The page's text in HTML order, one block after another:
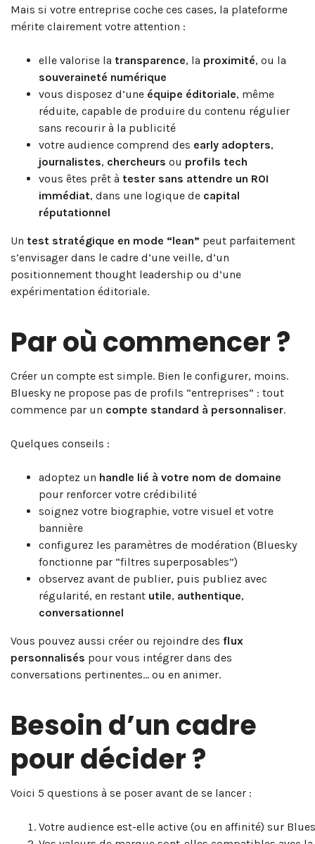
Mais si votre entreprise coche ces cases, la plateforme
mérite clairement votre attention :
elle valorise la transparence, la proximité, ou la
souveraineté numérique
vous disposez d’une équipe éditoriale, même
réduite, capable de produire du contenu régulier
sans recourir à la publicité
votre audience comprend des early adopters,
journalistes, chercheurs ou profils tech
vous êtes prêt à tester sans attendre un ROI
immédiat, dans une logique de capital
réputationnel
Un test stratégique en mode “lean” peut parfaitement
s’envisager dans le cadre d’une veille, d’un
positionnement thought leadership ou d’une
expérimentation éditoriale.
Par où commencer ?
Créer un compte est simple. Bien le configurer, moins.
Bluesky ne propose pas de profils “entreprises” : tout
commence par un compte standard à personnaliser.
Quelques conseils :
adoptez un handle lié à votre nom de domaine
pour renforcer votre crédibilité
soignez votre biographie, votre visuel et votre
bannière
configurez les paramètres de modération (Bluesky
fonctionne par “filtres superposables”)
observez avant de publier, puis publiez avec
régularité, en restant utile, authentique,
conversationnel
Vous pouvez aussi créer ou rejoindre des flux
personnalisés pour vous intégrer dans des
conversations pertinentes… ou en animer.
Besoin d’un cadre
pour décider ?
Voici 5 questions à se poser avant de se lancer :
Votre audience est-elle active (ou en affinité) sur